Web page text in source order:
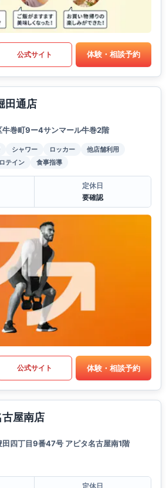
公式サイト 体験・相談予約
田通店
牛巻町9ー4サンマール牛巻2階
シャワー ロッカー
他店舗利用
テイン 食事指導
定休日
要確認
公式サイト 体験・相談予約
屋南店
四丁目9番47号 アピタ名古屋南1階
定休日